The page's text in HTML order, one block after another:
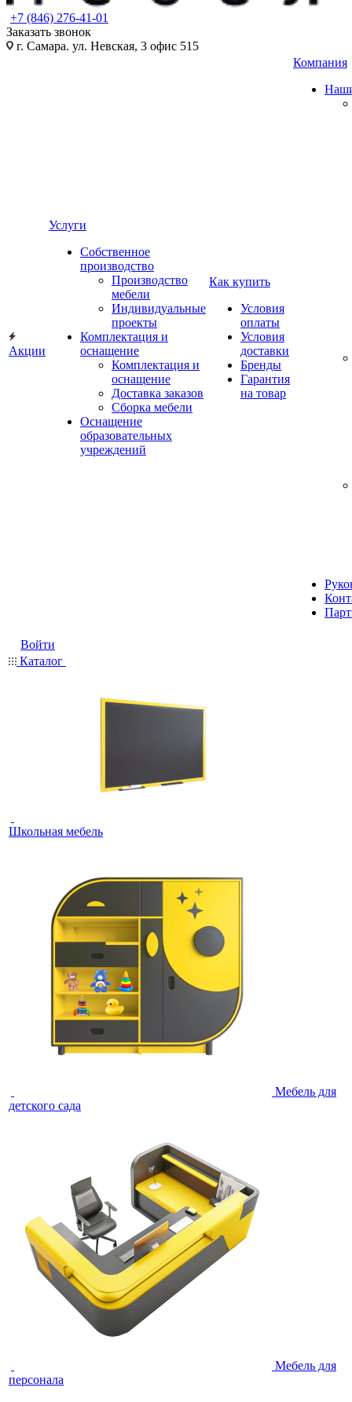
+7 (846) 276-41-01
Заказать звонок
г. Самара. ул. Невская, 3 офис 515
Акции
Услуги
Собственное
производство
Производство
мебели
Индивидуальные
проекты
Комплектация и
оснащение
Комплектация и
оснащение
Доставка заказов
Сборка мебели
Оснащение
образовательных
учреждений
Как купить
Условия
оплаты
Условия
доставки
Бренды
Гарантия
на товар
Компания
Войти
Каталог
Школьная мебель
Мебель для
детского сада
Мебель для
персонала